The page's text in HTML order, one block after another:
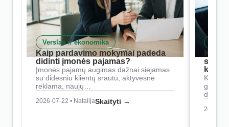
Verslas ir ekonomika
Kaip pardavimo mokymai padeda
didinti įmonės pajamas?
Įmonės pajamų augimas dažnai siejamas
su didesniu klientų srautu, aktyvesne
reklama, naujų…
2026-07-22 • NatalijaSkaityti →
Kaip
2026-